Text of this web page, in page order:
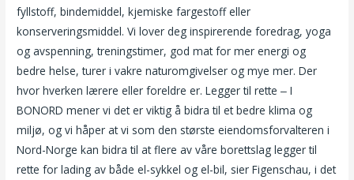
fyllstoff, bindemiddel, kjemiske fargestoff eller
konserveringsmiddel. Vi lover deg inspirerende foredrag, yoga
og avspenning, treningstimer, god mat for mer energi og
bedre helse, turer i vakre naturomgivelser og mye mer. Der
hvor hverken lærere eller foreldre er. Legger til rette ‒ I
BONORD mener vi det er viktig å bidra til et bedre klima og
miljø, og vi håper at vi som den største eiendomsforvalteren i
Nord-Norge kan bidra til at flere av våre borettslag legger til
rette for lading av både el-sykkel og el-bil, sier Figenschau, i det